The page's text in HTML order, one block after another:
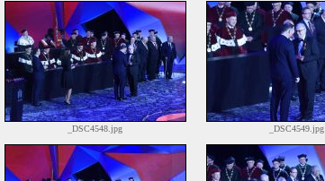
_DSC4548.jpg _DSC4549.jpg